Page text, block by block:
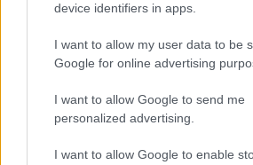
device identifiers in apps.
I want to allow my user data to be
Google for online advertising
I want to allow Google to send me
personalized advertising.
I want to allow Google to enable